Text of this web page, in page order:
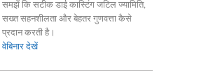
समझें कि सटीक डाई कास्टिंग जटिल ज्यामिति,
सख्त सहनशीलता और बेहतर गुणवत्ता कैसे
प्रदान करती है।
वेबिनार देखें